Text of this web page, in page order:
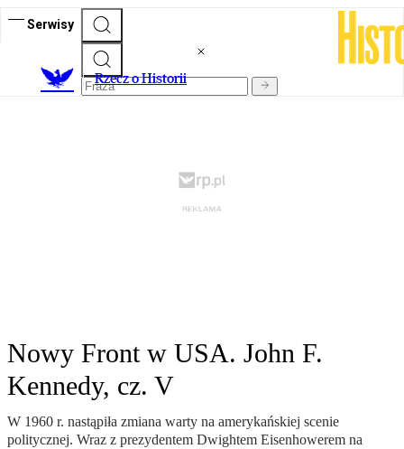
Serwisy
Rzecz o Historii
Nowy Front w USA. John F.
Kennedy, cz. V
W 1960 r. nastąpiła zmiana warty na amerykańskiej scenie
politycznej. Wraz z prezydentem Dwightem Eisenhowerem na